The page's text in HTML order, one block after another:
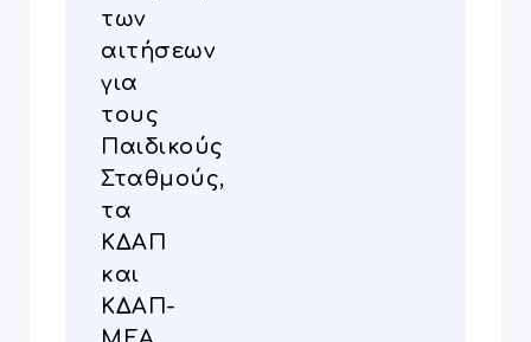
των
αιτήσεων
για
τους
Παιδικούς
Σταθμούς,
τα
ΚΔΑΠ
και
ΚΔΑΠ-